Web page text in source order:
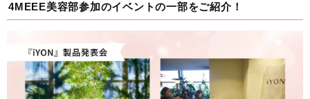
4MEEE美容部参加のイベントの一部をご紹介！